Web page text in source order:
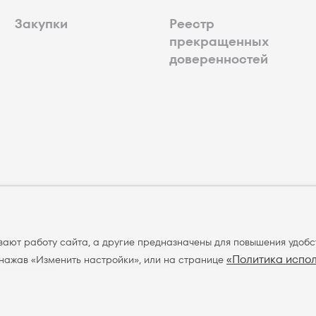
работу сайта, а другие предназначены для повышения
«Изменить настройки», или на странице «Политика
Закупки
Реестр
прекращенных
доверенностей
В
store
Карта сайта
Правила использования
Политика обработки персональных данных